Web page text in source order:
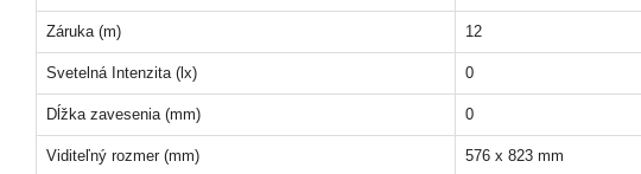
Záruka (m) 12
Svetelná Intenzita (lx) 0
Dĺžka zavesenia (mm) 0
Viditeľný rozmer (mm) 576 x 823 mm